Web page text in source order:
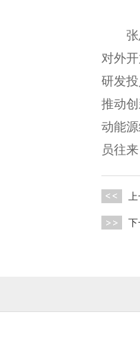
张恩
对外
研发
推动
动能
员往
下